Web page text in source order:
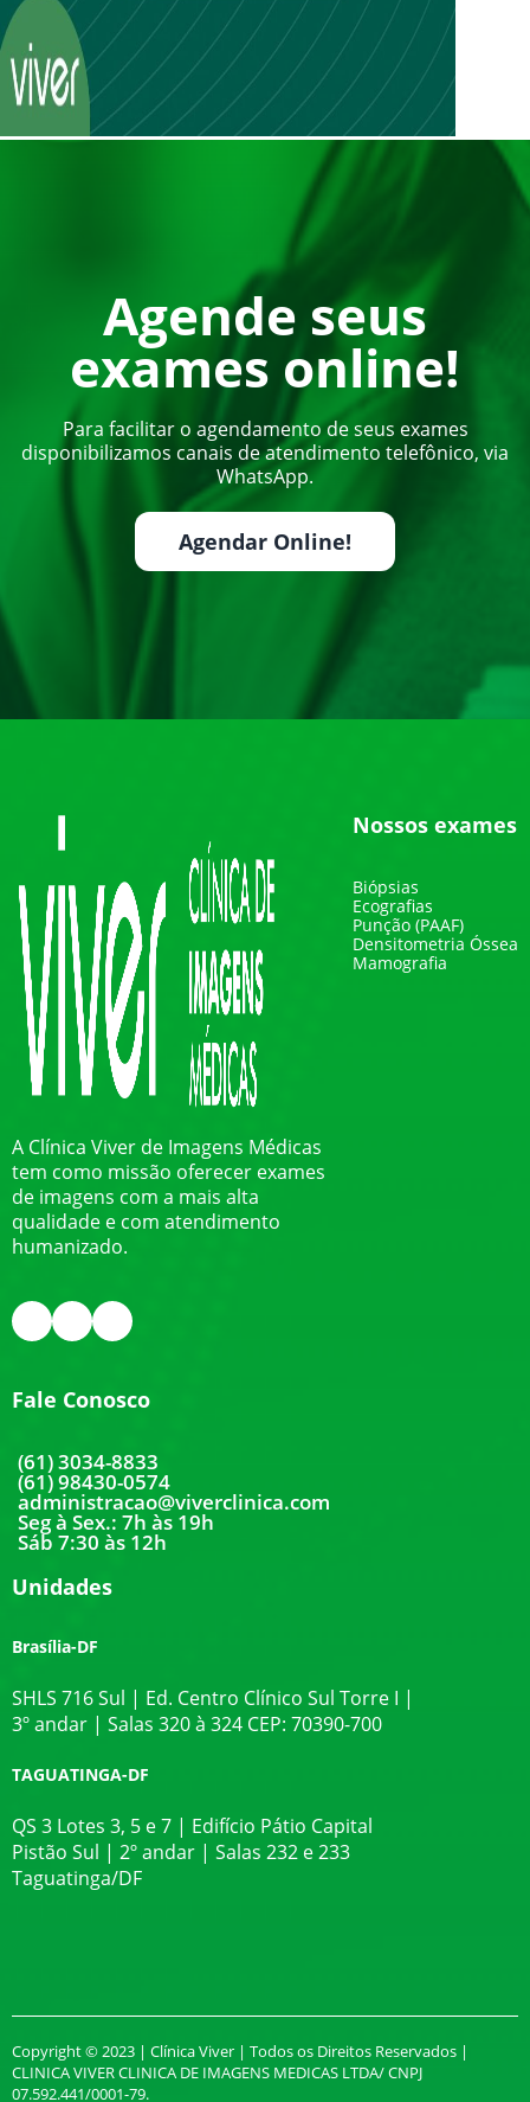
Agende seus
exames online!
Para facilitar o agendamento de seus exames
disponibilizamos canais de atendimento telefônico, via
WhatsApp.
Agendar Online!
A Clínica Viver de Imagens Médicas
tem como missão oferecer exames
de imagens com a mais alta
qualidade e com atendimento
humanizado.
Nossos exames
Biópsias
Ecografias
Punção (PAAF)
Densitometria Óssea
Mamografia
Fale Conosco
(61) 3034-8833
(61) 98430-0574
administracao@viverclinica.com
Seg à Sex.: 7h às 19h
Sáb 7:30 às 12h
Unidades
Brasília-DF
SHLS 716 Sul | Ed. Centro Clínico Sul Torre I |
3º andar | Salas 320 à 324 CEP: 70390-700
TAGUATINGA-DF
QS 3 Lotes 3, 5 e 7 | Edifício Pátio Capital
Pistão Sul | 2º andar | Salas 232 e 233
Taguatinga/DF
Copyright © 2023 | Clínica Viver | Todos os Direitos Reservados |
CLINICA VIVER CLINICA DE IMAGENS MEDICAS LTDA/ CNPJ
07.592.441/0001-79.